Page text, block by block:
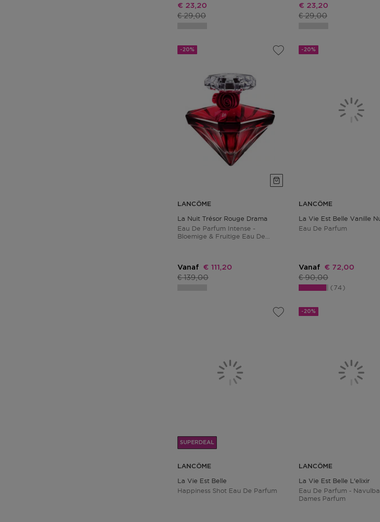
Kortingsprijs
€ 23,20
Productprijs
€ 29,00
Kortingsprijs
€ 23,20
Productprijs
€ 29,00
-20%
LANCÔME
La Nuit Trésor Rouge Drama
Eau De Parfum Intense -
Bloemige & Fruitige Eau De
Vanaf Kortingsprijs
€ 111,20
Productprijs
€ 139,00
-20%
LANCÔME
La Vie Est Belle Vanille
Eau De Parfum
Vanaf Kortingsprijs
€ 72,00
Productprijs
€ 90,00
74
SUPERDEAL
LANCÔME
La Vie Est Belle
Happiness Shot Eau De Parfum
-20%
LANCÔME
La Vie Est Belle L'elixir
Eau De Parfum -
Dames Parfum